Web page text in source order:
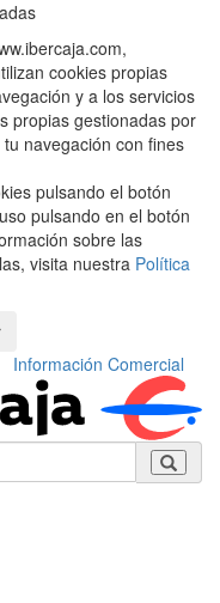
cookies propias
y a los servicios
propias gestionadas por
navegación con fines
pulsando el botón
pulsando en el botón
sobre las
visita nuestra Política
Información Comercial